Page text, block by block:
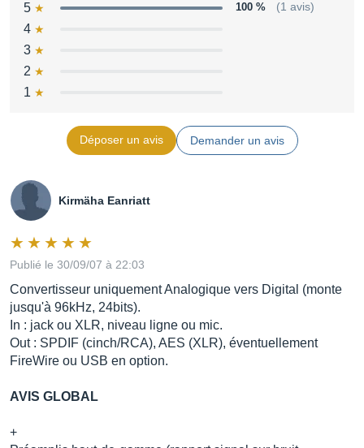
5 100 % (1 avis)
4
3
2
1
Déposer un avis Demander un avis
Kirmäha Eanriatt
Publié le 30/09/07 à 22:03
Convertisseur uniquement Analogique vers Digital (monte
jusqu'à 96kHz, 24bits).
In : jack ou XLR, niveau ligne ou mic.
Out : SPDIF (cinch/RCA), AES (XLR), éventuellement
FireWire ou USB en option.
AVIS GLOBAL
+